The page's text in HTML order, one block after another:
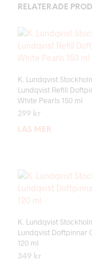
RELATERADE
K. Lundqvist
Lundqvist Refill
White Pearls 150 ml
299 kr
LÄS MER
K. Lundqvist
Lundqvist Doftpinnar
120 ml
349 kr